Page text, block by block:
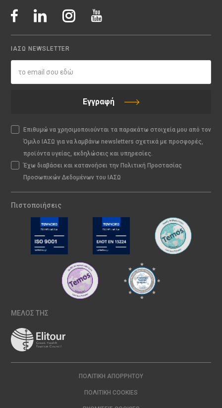
ΙΑΣΩ NEWSLETTER
Εγγραφή
Επιθυμώ να χρησιμοποιούνται τα παρακάτω στοιχεία μου από τον
Όμιλο ΙΑΣΩ για να λαμβάνω newsletters σχετικά με προσφορές,
προϊόντα υγείας, εκδηλώσεις και υπηρεσίες.
Έχω διαβάσει και κατανοήσει την Πολιτική Προστασίας
Προσωπικών Δεδομένων του ΙΑΣΩ
Πιστοποιήσεις
ΜΕΛΟΣ ΤΗΣ
ΠΟΛΙΤΙΚΉ ΑΠΟΡΡΉΤΟΥ
ΠΟΛΙΤΙΚΉ COOKIES